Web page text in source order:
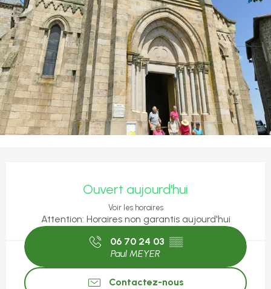
Ouvert aujourd'hui
Voir les horaires
Attention: Horaires non garantis aujourd'hui
06 70 24 03 ▒▒
Paul MEYER
Contactez-nous